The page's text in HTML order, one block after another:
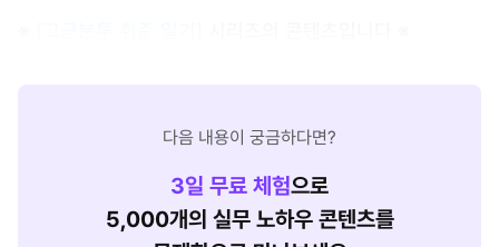
다음 내용이 궁금하다면?
3일 무료 체험으로
5,000개의 실무 노하우 콘텐츠를